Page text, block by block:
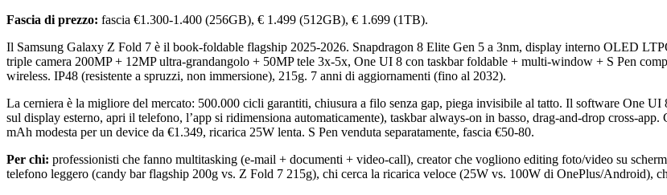
Fascia di prezzo: fascia €1.300-1.400 (256GB), € 1.499 (512GB), € 1.699 (1TB).
Il Samsung Galaxy Z Fold 7 è il book-foldable flagship 2025-2026. Snapdragon 8 Elite Gen 5 a 3nm, display interno OLED
triple camera 200MP + 12MP ultra-grandangolo + 50MP tele 3x-5x, One UI 8 con taskbar foldable + multi-window + S Pen
wireless. IP48 (resistente a spruzzi, non immersione), 215g. 7 anni di aggiornamenti (fino al 2032).
La cerniera è la migliore del mercato: 500.000 cicli garantiti, chiusura a filo senza gap, piega invisibile al tatto. Il software One
sul display esterno, apri il telefono, l’app si ridimensiona automaticamente), taskbar always-on in basso, drag-and-drop cross-
mAh modesta per un device da €1.349, ricarica 25W lenta. S Pen venduta separatamente, fascia €50-80.
Per chi: professionisti che fanno multitasking (e-mail + documenti + video-call), creator che vogliono editing foto/video su
telefono leggero (candy bar flagship 200g vs. Z Fold 7 215g), chi cerca la ricarica veloce (25W vs. 100W di OnePlus/Android),